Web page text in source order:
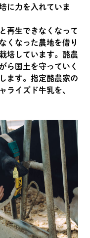
に力を入れていま
再生できなくなって
くなった農地を借り
培しています。酪農
ら国土を守っていく
ます。指定酪農家の
ライズド牛乳を、